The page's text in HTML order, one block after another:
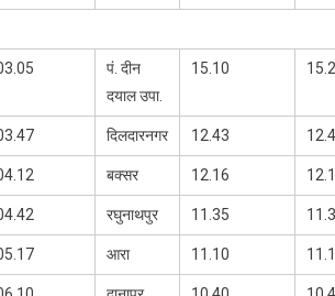
पं. दीन
दयाल उपा.
15.10
दिलदारनगर 12.43
बक्सर 12.16
रघुनाथपुर 11.35
आरा 11.10